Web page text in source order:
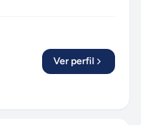
Ver perfil